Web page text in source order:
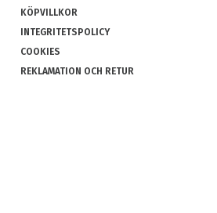
KÖPVILLKOR
INTEGRITETSPOLICY
COOKIES
REKLAMATION OCH RETUR